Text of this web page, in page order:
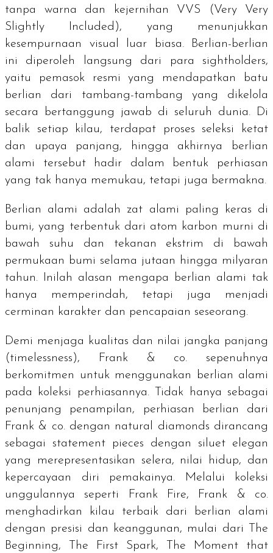
tanpa warna dan kejernihan VVS ( Very Very
Slightly Included ), yang menunjukkan
kesempurnaan visual luar biasa. Berlian-berlian
ini diperoleh langsung dari para sightholders,
yaitu pemasok resmi yang mendapatkan batu
berlian dari tambang-tambang yang dikelola
secara bertanggung jawab di seluruh dunia. Di
balik setiap kilau, terdapat proses seleksi ketat
dan upaya panjang, hingga akhirnya berlian
alami tersebut hadir dalam bentuk perhiasan
yang tak hanya memukau, tetapi juga bermakna.
Berlian alami adalah zat alami paling keras di
bumi, yang terbentuk dari atom karbon murni di
bawah suhu dan tekanan ekstrim di bawah
permukaan bumi selama jutaan hingga milyaran
tahun. Inilah alasan mengapa berlian alami tak
hanya memperindah, tetapi juga menjadi
cerminan karakter dan pencapaian seseorang.
Demi menjaga kualitas dan nilai jangka panjang
(timelessness ), Frank & co. sepenuhnya
berkomitmen untuk menggunakan berlian alami
pada koleksi perhiasannya. Tidak hanya sebagai
penunjang penampilan, perhiasan berlian dari
Frank & co. dengan natural diamonds dirancang
sebagai statement pieces dengan siluet elegan
yang merepresentasikan selera, nilai hidup, dan
kepercayaan diri pemakainya. Melalui koleksi
unggulannya seperti Frank Fire, Frank & co.
menghadirkan kilau terbaik dari berlian alami
dengan presisi dan keanggunan, mulai dari
The
Beginning, The First Spark, The Moment that